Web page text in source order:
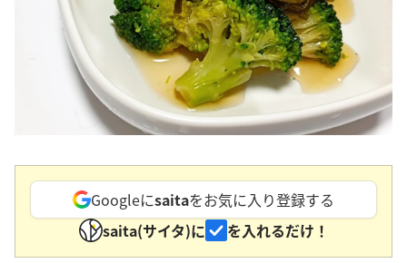
Googleにsaitaをお気に入り登録する
saita(サイタ)に
を入れるだけ！